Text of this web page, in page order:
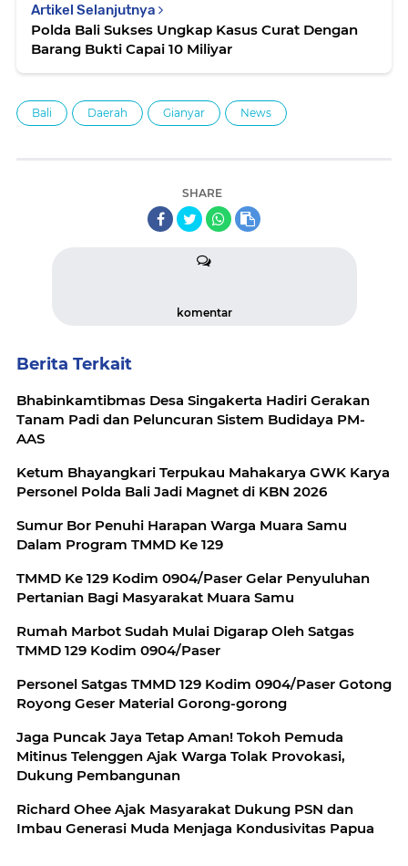
Artikel Selanjutnya
Polda Bali Sukses Ungkap Kasus Curat Dengan
Barang Bukti Capai 10 Miliyar
Bali Daerah Gianyar News
SHARE
komentar
Berita Terkait
Bhabinkamtibmas Desa Singakerta Hadiri Gerakan
Tanam Padi dan Peluncuran Sistem Budidaya PM-
AAS
Ketum Bhayangkari Terpukau Mahakarya GWK Karya
Personel Polda Bali Jadi Magnet di KBN 2026
Sumur Bor Penuhi Harapan Warga Muara Samu
Dalam Program TMMD Ke 129
TMMD Ke 129 Kodim 0904/Paser Gelar Penyuluhan
Pertanian Bagi Masyarakat Muara Samu
Rumah Marbot Sudah Mulai Digarap Oleh Satgas
TMMD 129 Kodim 0904/Paser
Personel Satgas TMMD 129 Kodim 0904/Paser Gotong
Royong Geser Material Gorong-gorong
Jaga Puncak Jaya Tetap Aman! Tokoh Pemuda
Mitinus Telenggen Ajak Warga Tolak Provokasi,
Dukung Pembangunan
Richard Ohee Ajak Masyarakat Dukung PSN dan
Imbau Generasi Muda Menjaga Kondusivitas Papua